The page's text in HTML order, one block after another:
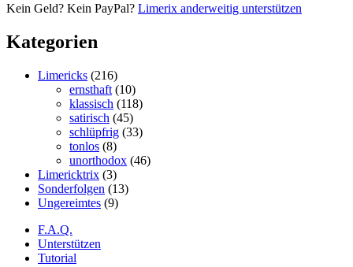
Kein Geld? Kein PayPal? Limerix anderweitig unterstützen
Kategorien
Limericks (216)
ernsthaft (10)
klassisch (118)
satirisch (45)
schlüpfrig (33)
tonlos (8)
unorthodox (46)
Limericktrix (3)
Sonderfolgen (13)
Ungereimtes (9)
F.A.Q.
Unterstützen
Tutorial